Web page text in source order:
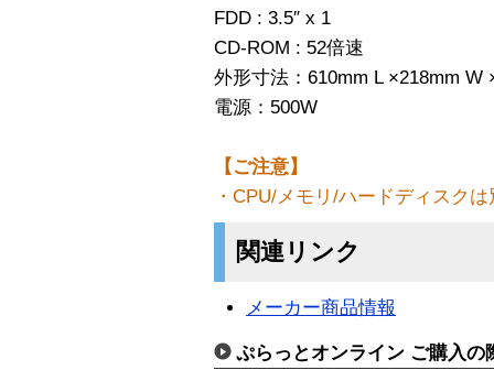
FDD : 3.5″ x 1
CD-ROM : 52倍速
外形寸法：610mm L ×218mm W
電源：500W
【ご注意】
・CPU/メモリ/ハードディスク
関連リンク
メーカー商品情報
ぷらっとオンライン ご購入の